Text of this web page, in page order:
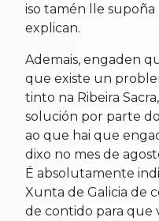
iso tamén lle
explican.
Ademais, engaden
que existe un
tinto na Ribeira
solución por parte
ao que hai que
dixo no mes de
É absolutamente
Xunta de Galicia de
de contido para que